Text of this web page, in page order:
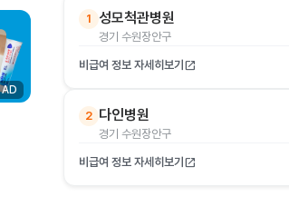
AD
1 성모척관병원
경기 수원장안구
비급여 정보 자세히보기 open_in_new
2 다인병원
경기 수원장안구
비급여 정보 자세히보기 open_in_new